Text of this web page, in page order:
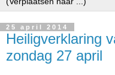
25 april 2014
Heiligverklaring
zondag 27 april